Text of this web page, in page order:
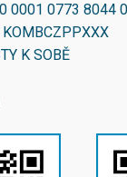
0001 0773 8044
KOMBCZPPXXX
K SOBĚ